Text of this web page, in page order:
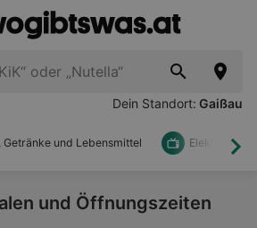
Dein Standort: Gaißau
Getränke und Lebensmittel Elektronik
und Öffnungszeiten